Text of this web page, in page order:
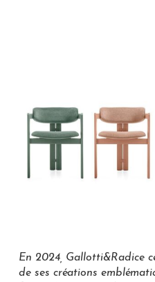
En 2024, Gallotti&Radice
de ses créations